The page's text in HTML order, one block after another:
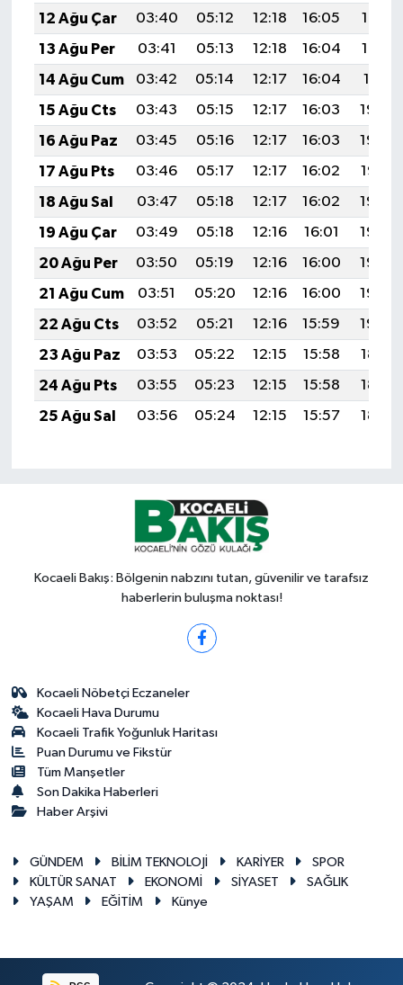
12 Ağu Çar
03:40 05:12 12:18 16:05
19:13
13 Ağu Per
03:41 05:13 12:18 16:04
19:12
14 Ağu Cum
03:42 05:14 12:17 16:04
19:11
15 Ağu Cts
03:43 05:15 12:17 16:03
19:09
16 Ağu Paz
03:45 05:16 12:17 16:03
19:08
17 Ağu Pts
03:46 05:17 12:17 16:02
19:07
18 Ağu Sal
03:47 05:18 12:17 16:02
19:06
19 Ağu Çar
03:49 05:18 12:16 16:01
19:04
20 Ağu Per
03:50 05:19 12:16 16:00
19:03
21 Ağu Cum
03:51 05:20 12:16 16:00
19:02
22 Ağu Cts
03:52 05:21 12:16 15:59
19:00
23 Ağu Paz
03:53 05:22 12:15 15:58
18:59
24 Ağu Pts
03:55 05:23 12:15 15:58
18:57
25 Ağu Sal
03:56 05:24 12:15 15:57 18:56
Kocaeli Bakış: Bölgenin nabzını tutan, güvenilir ve tarafsız
haberlerin buluşma noktası!
Kocaeli Nöbetçi Eczaneler
Kocaeli Hava Durumu
Kocaeli Trafik Yoğunluk Haritası
Puan Durumu ve Fikstür
Tüm Manşetler
Son Dakika Haberleri
Haber Arşivi
GÜNDEM BİLİM TEKNOLOJİ KARİYER
SPOR
KÜLTÜR SANAT
EKONOMİ SİYASET
SAĞLIK
YAŞAM
EĞİTİM Künye